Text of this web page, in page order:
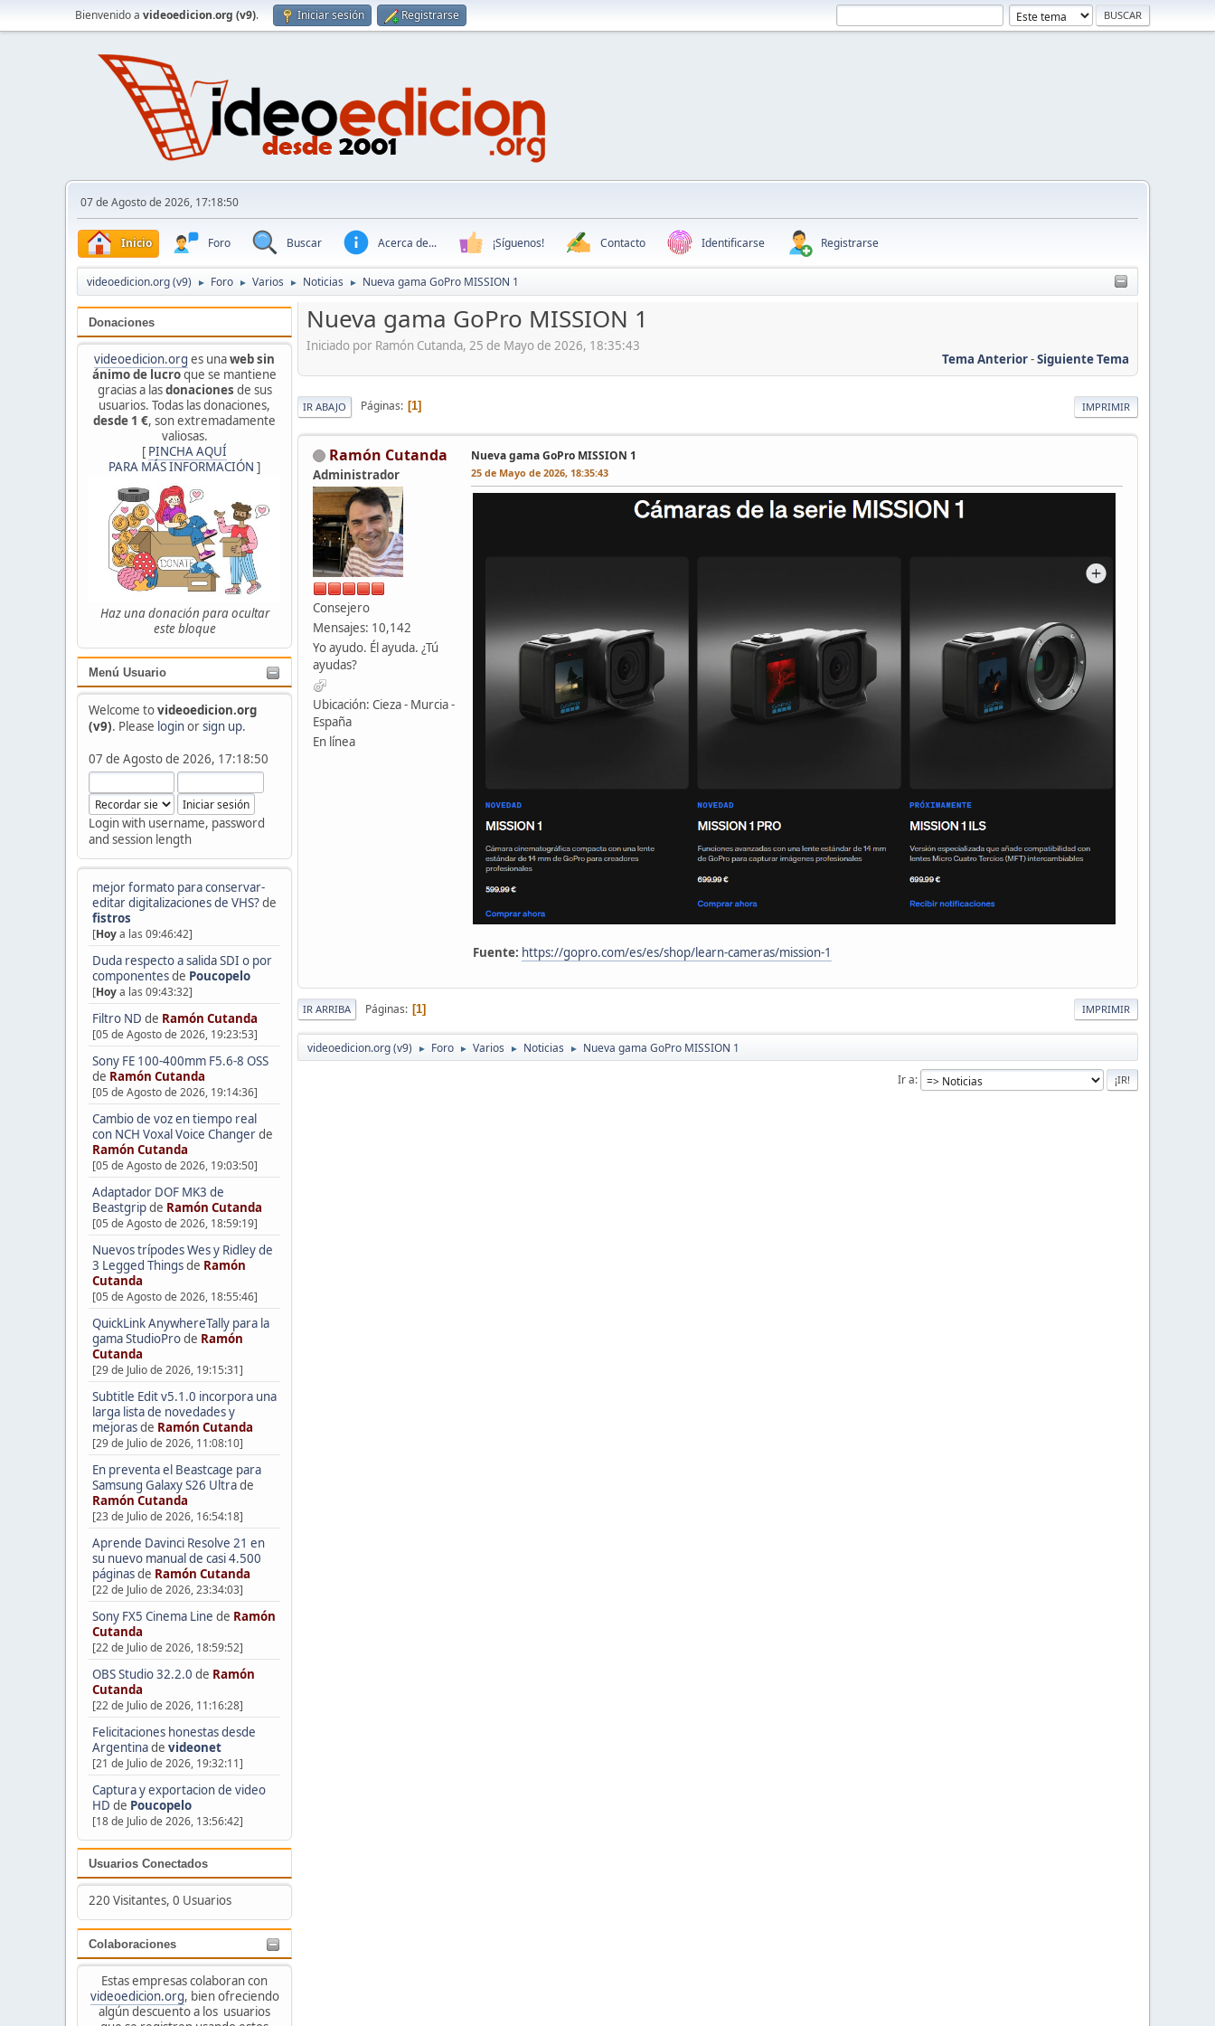
Bienvenido a videoedicion.org (v9). Iniciar sesión Registrarse
07 de Agosto de 2026, 17:18:50
Inicio Foro Buscar Acerca de... ¡Síguenos! Contacto Identificarse Registrarse
videoedicion.org (v9) ► Foro ► Varios ► Noticias ► Nueva gama GoPro MISSION 1
Donaciones
videoedicion.org es unaweb sin
ánimo de lucroque se mantiene
gracias a lasdonaciones de sus
usuarios. Todas las donaciones,
desde 1 €, son extremadamente
valiosas.
[ PINCHA AQUÍ
PARA MÁS INFORMACIÓN ]
Haz una donación para ocultar
este bloque
Menú Usuario
Welcome tovideoedicion.org
(v9). Please loginorsign up.
07 de Agosto de 2026, 17:18:50
Login with username, password
and session length
mejor formato para conservar-
editar digitalizaciones de VHS?de
fistros
[Hoya las 09:46:42]
Duda respecto a salida SDI o por
componentesde Poucopelo
[Hoya las 09:43:32]
Filtro ND de Ramón Cutanda
[05 de Agosto de 2026, 19:23:53]
Sony FE 100-400mm F5.6-8 OSS
de Ramón Cutanda
[05 de Agosto de 2026, 19:14:36]
Cambio de voz en tiempo real
con NCH Voxal Voice Changerde
Ramón Cutanda
[05 de Agosto de 2026, 19:03:50]
Adaptador DOF MK3 de
Beastgripde Ramón Cutanda
[05 de Agosto de 2026, 18:59:19]
Nuevos trípodes Wes y Ridley de
3 Legged Thingsde Ramón
Cutanda
[05 de Agosto de 2026, 18:55:46]
QuickLink AnywhereTally para la
gama StudioProde Ramón
Cutanda
[29 de Julio de 2026, 19:15:31]
Subtitle Edit v5.1.0 incorpora una
larga lista de novedades y
mejorasde Ramón Cutanda
[29 de Julio de 2026, 11:08:10]
En preventa el Beastcage para
Samsung Galaxy S26 Ultrade
Ramón Cutanda
[23 de Julio de 2026, 16:54:18]
Aprende Davinci Resolve 21 en
su nuevo manual de casi 4.500
páginasde Ramón Cutanda
[22 de Julio de 2026, 23:34:03]
Sony FX5 Cinema Line de Ramón
Cutanda
[22 de Julio de 2026, 18:59:52]
OBS Studio 32.2.0 de Ramón
Cutanda
[22 de Julio de 2026, 11:16:28]
Felicitaciones honestas desde
Argentinade videonet
[21 de Julio de 2026, 19:32:11]
Captura y exportacion de video
HD de Poucopelo
[18 de Julio de 2026, 13:56:42]
Usuarios Conectados
220 Visitantes, 0 Usuarios
Colaboraciones
Estas empresas colaboran con
videoedicion.org, bien ofreciendo
algún descuento a los usuarios
Nueva gama GoPro MISSION 1
Iniciado por Ramón Cutanda, 25 de Mayo de 2026, 18:35:43
Tema Anterior-Siguiente Tema
IMPRIMIR
IR ABAJO Páginas 1
Ramón Cutanda
Administrador
Consejero
Mensajes: 10,142
Yo ayudo. Él ayuda. ¿Tú
ayudas?
Ubicación: Cieza - Murcia -
España
En línea
Nueva gama GoPro MISSION 1
25 de Mayo de 2026, 18:35:43
Fuente: https://gopro.com/es/es/shop/learn-cameras/mission-1
IMPRIMIR
IR ARRIBA Páginas 1
videoedicion.org (v9) ► Foro ► Varios ► Noticias ► Nueva gama GoPro MISSION 1
Ir a